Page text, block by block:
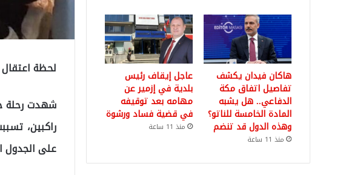
لحظة
شهدت رحلة
راكبين،
على الجدول
هاكان فيدان يكشف
تفاصيل اتفاق مكة
الدفاعي.. هل يشبه
المادة الخامسة للناتو؟
وهذه الدول قد تنضم
منذ 11 ساعة
عاجل إيقاف رئيس
بلدية في إزمير عن
مهامه بعد توقيفه
في قضية فساد ورشوة
منذ 11 ساعة